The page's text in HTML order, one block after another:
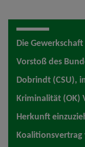
Die
Vorstoß des
Dobrindt (CSU),
Kriminalität (OK)
Herkunft
Koalitionsvertrag